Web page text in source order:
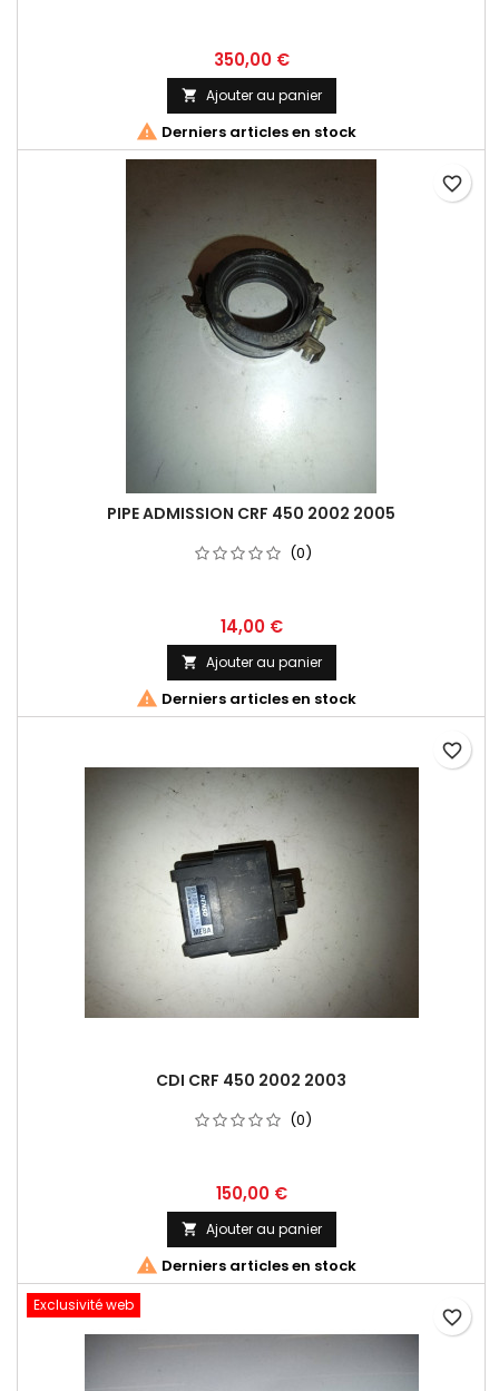
350,00 €
 Ajouter au panier
 Derniers articles en stock
PIPE ADMISSION CRF 450 2002 2005
(0)
14,00 €
 Ajouter au panier
 Derniers articles en stock
favorite_border
CDI CRF 450 2002 2003
(0)
150,00 €
 Ajouter au panier
 Derniers articles en stock
favorite_border
Exclusivité web
favorite_border